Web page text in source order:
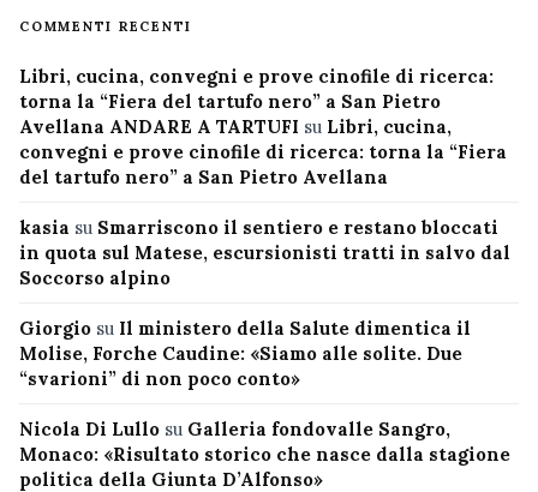
COMMENTI RECENTI
Libri, cucina, convegni e prove cinofile di ricerca:
torna la “Fiera del tartufo nero” a San Pietro
Avellana ANDARE A TARTUFI su Libri, cucina,
convegni e prove cinofile di ricerca: torna la “Fiera
del tartufo nero” a San Pietro Avellana
kasia su Smarriscono il sentiero e restano bloccati
in quota sul Matese, escursionisti tratti in salvo dal
Soccorso alpino
Giorgio su Il ministero della Salute dimentica il
Molise, Forche Caudine: «Siamo alle solite. Due
“svarioni” di non poco conto»
Nicola Di Lullo su Galleria fondovalle Sangro,
Monaco: «Risultato storico che nasce dalla stagione
politica della Giunta D’Alfonso»